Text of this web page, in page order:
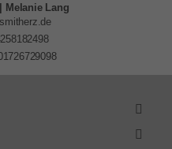
Melanie Lang